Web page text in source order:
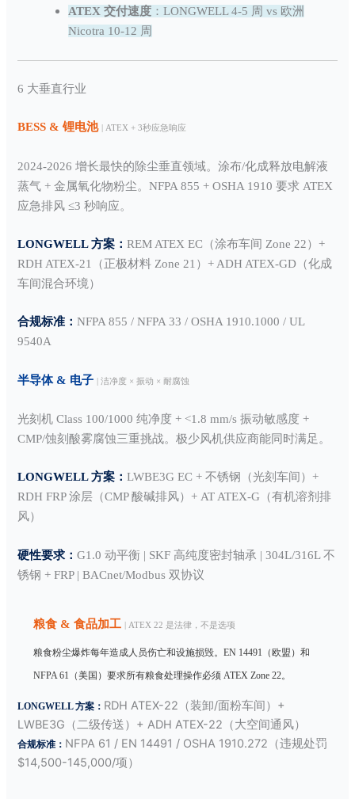
ATEX 交付速度 ：LONGWELL 4-5 周 vs 欧洲
Nicotra 10-12 周
6 大垂直行业
BESS & 锂电池 | ATEX + 3秒应急响应
2024-2026 增长最快的除尘垂直领域。涂布/化成释放电解液
蒸气 + 金属氧化物粉尘。NFPA 855 + OSHA 1910 要求 ATEX
应急排风 ≤3 秒响应。
LONGWELL 方案：REM ATEX EC（涂布车间 Zone 22）+
RDH ATEX-21（正极材料 Zone 21）+ ADH ATEX-GD（化成
车间混合环境）
合规标准：NFPA 855 / NFPA 33 / OSHA 1910.1000 / UL
9540A
半导体 & 电子 | 洁净度 × 振动 × 耐腐蚀
光刻机 Class 100/1000 纯净度 + <1.8 mm/s 振动敏感度 +
CMP/蚀刻酸雾腐蚀三重挑战。极少风机供应商能同时满足。
LONGWELL 方案：LWBE3G EC + 不锈钢（光刻车间）+
RDH FRP 涂层（CMP 酸碱排风）+ AT ATEX-G（有机溶剂排
风）
硬性要求：G1.0 动平衡 | SKF 高纯度密封轴承 | 304L/316L 不
锈钢 + FRP | BACnet/Modbus 双协议
粮食 & 食品加工 | ATEX 22 是法律，不是选项
粮食粉尘爆炸每年造成人员伤亡和设施损毁。EN 14491（欧盟）和
NFPA 61（美国）要求所有粮食处理操作必须 ATEX Zone 22。
LONGWELL 方案： RDH ATEX-22（装卸/面粉车间）+
LWBE3G（二级传送）+ ADH ATEX-22（大空间通风）
合规标准： NFPA 61 / EN 14491 / OSHA 1910.272（违规处罚
$14,500-145,000/项）